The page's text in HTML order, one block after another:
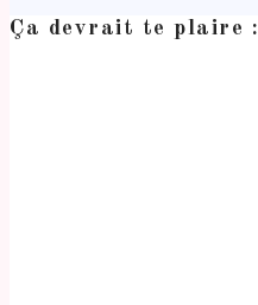
Ça devrait te plaire :